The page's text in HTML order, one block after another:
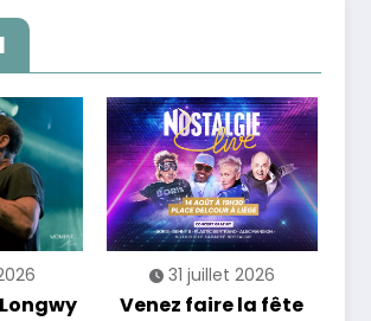
31 juillet 2026
Venez faire la fête